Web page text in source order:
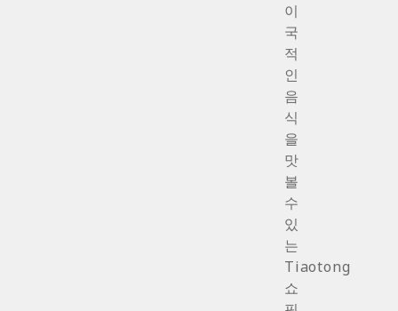
이
국
적
인
음
식
을
맛
볼
수
있
는
Tiaotong
쇼